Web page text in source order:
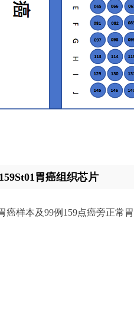
胃癌组织芯片
癌样本及99例159点癌旁正